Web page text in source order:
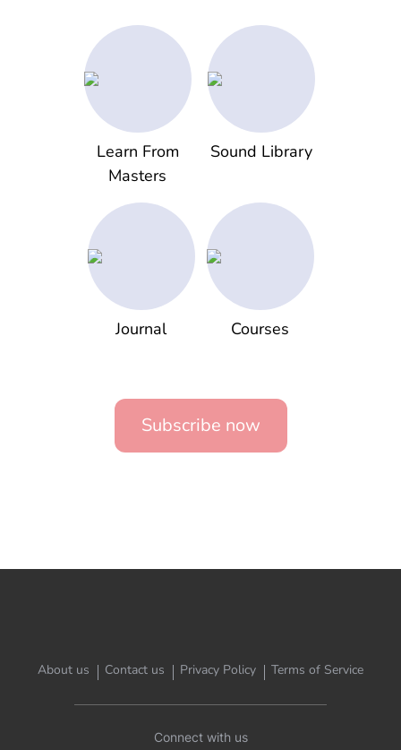
Learn From
Masters
Sound Library
Journal Courses
Subscribe now
About us Contact us Privacy Policy Terms of Service
Connect with us